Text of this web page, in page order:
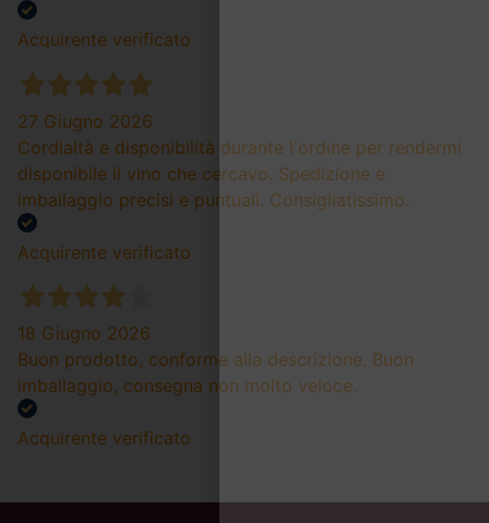
Acquirente verificato
27 Giugno 2026
Cordialtà e disponibilità durante l'ordine per rendermi
disponibile il vino che cercavo. Spedizione e
imballaggio precisi e puntuali. Consigliatissimo.
Acquirente verificato
18 Giugno 2026
Buon prodotto, conforme alla descrizione. Buon
imballaggio, consegna non molto veloce.
Acquirente verificato